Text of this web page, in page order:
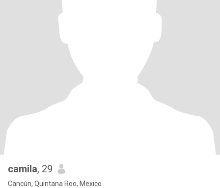
camila, 29
Cancún, Quintana Roo, Mexico